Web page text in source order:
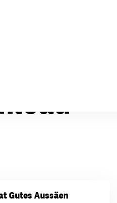
Gutes Aussäen